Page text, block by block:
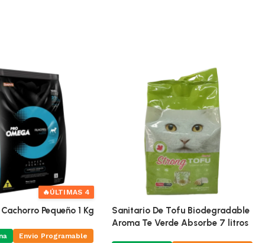
🔥ÚLTIMAS 4
Pequeño 1 Kg
Programable
Sanitario De Tofu Biodegradable
Aroma Te Verde Absorbe 7 litros
Pro